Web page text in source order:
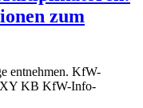
zum
entnehmen. KfW-
XY KB KfW-Info-